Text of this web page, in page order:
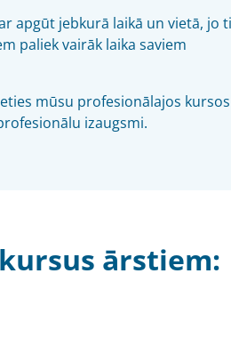
apgūt jebkurā laikā un vietā, jo
paliek vairāk laika saviem
mūsu profesionālajos kursos
izaugsmi.
ārstiem: